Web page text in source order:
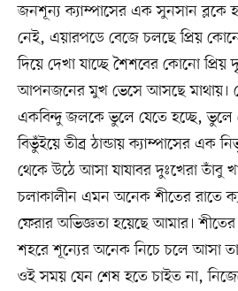
জনশূন্য ক্যাম্পাসের এক সুনসান
নেই, এয়ারপডে বেজে চলছে প্রিয়
দিয়ে দেখা যাচ্ছে শৈশবের কোনো
আপনজনের মুখ ভেসে আসছে মাথায়।
একবিন্দু জলকে ভুলে যেতে হচ্ছে, ভুলে
বিভুঁইয়ে তীব্র ঠান্ডায় ক্যাম্পাসের এক
থেকে উঠে আসা যাযাবর দুঃখেরা তাঁবু
চলাকালীন এমন অনেক শীতের রাতে
ফেরার অভিজ্ঞতা হয়েছে আমার।
শহরে শূন্যের অনেক নিচে চলে আসা
ওই সময় যেন শেষ হতে চাইত না,